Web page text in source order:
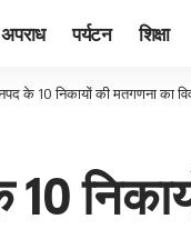
अपराध पर्यटन शिक्षा
के 10 निकायों की मतगणना का